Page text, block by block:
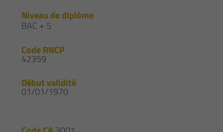
Niveau de diplôme
BAC + 5
Code RNCP
42359
Début validité
01/01/1970